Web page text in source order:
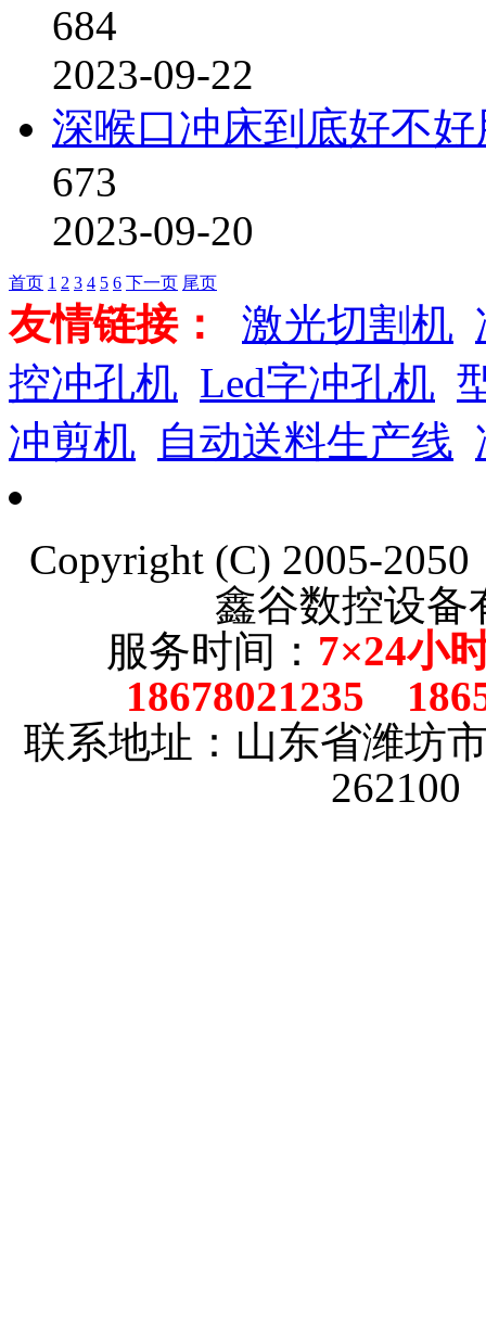
684
2023-09-22
深喉口冲床到底好不好
673
2023-09-20
首页 1 2 3 4 5 6 下一页 尾页
友情链接： 激光切割机
控冲孔机 Led字冲孔机
冲剪机
自动送料生产线
Copyright (C) 2005-
鑫谷数控设
服务时间： 7×24小
18678021235
联系地址：山东省潍坊